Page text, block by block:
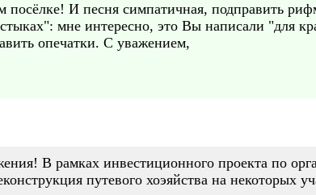
И песня симпатичная, подправить
мне интересно, это Вы написали "для
опечатки. С уважением,
В рамках инвестиционного проекта по
путевого хоэяйства на некоторых